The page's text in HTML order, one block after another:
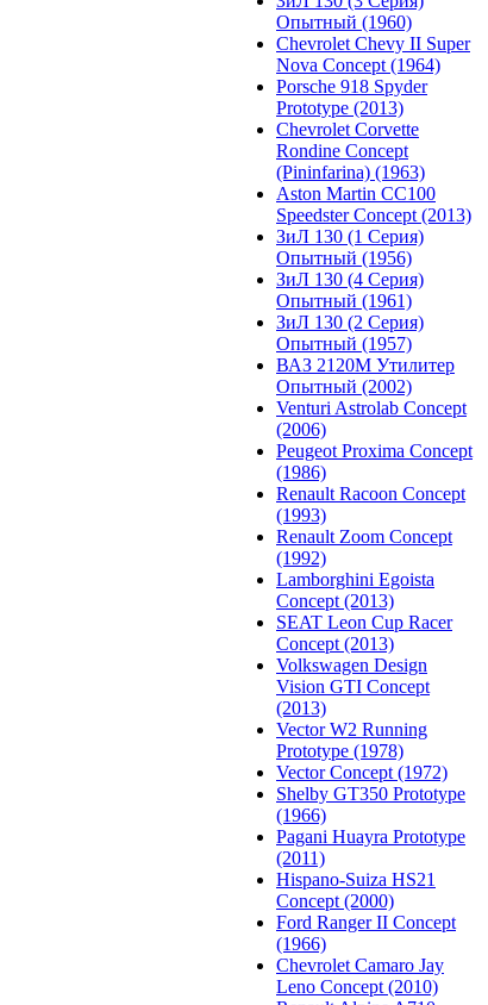
Опытный (1960)
Chevrolet Chevy II Super
Nova Concept (1964)
Porsche 918 Spyder
Prototype (2013)
Chevrolet Corvette
Rondine Concept
(Pininfarina) (1963)
Aston Martin CC100
Speedster Concept (2013)
ЗиЛ 130 (1 Серия)
Опытный (1956)
ЗиЛ 130 (4 Серия)
Опытный (1961)
ЗиЛ 130 (2 Серия)
Опытный (1957)
ВАЗ 2120М Утилитер
Опытный (2002)
Venturi Astrolab Concept
(2006)
Peugeot Proxima Concept
(1986)
Renault Racoon Concept
(1993)
Renault Zoom Concept
(1992)
Lamborghini Egoista
Concept (2013)
SEAT Leon Cup Racer
Concept (2013)
Volkswagen Design
Vision GTI Concept
(2013)
Vector W2 Running
Prototype (1978)
Vector Concept (1972)
Shelby GT350 Prototype
(1966)
Pagani Huayra Prototype
(2011)
Hispano-Suiza HS21
Concept (2000)
Ford Ranger II Concept
(1966)
Chevrolet Camaro Jay
Leno Concept (2010)